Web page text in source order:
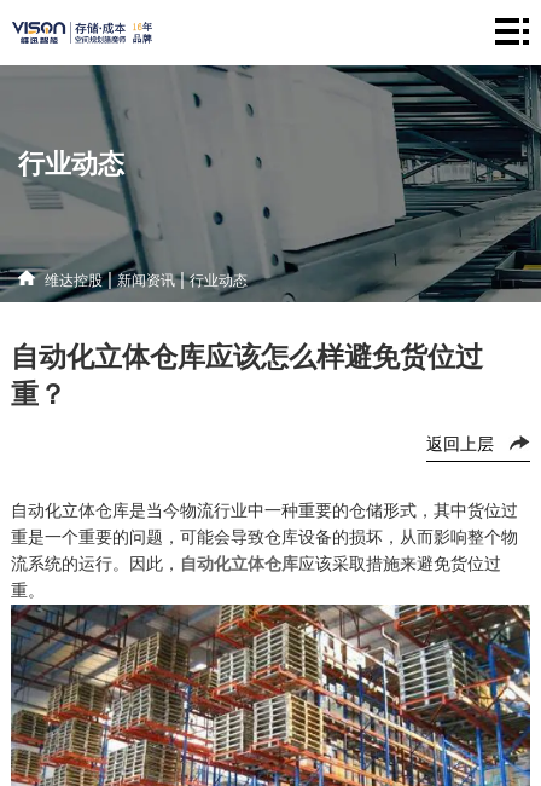
维
心
闻
资
讯
解
决
方
案
联
系
方
行业动态
维达控股|新闻资讯|行业动态
自动化立体仓库应该怎么样避免货位过
重？
返回上层
自动化立体仓库是当今物流行业中一种重要的仓储形式，其中货位过
重是一个重要的问题，可能会导致仓库设备的损坏，从而影响整个物
流系统的运行。因此， 自动化立体仓库应该采取措施来避免货位过
重。